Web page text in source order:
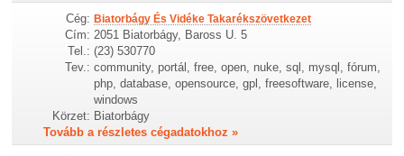
Cég: Biatorbágy És Vidéke Takarékszövetkezet
Cím: 2051 Biatorbágy, Baross U. 5
Tel.: (23) 530770
Tev.: community, portál, free, open, nuke, sql, mysql, fórum,
php, database, opensource, gpl, freesoftware, license,
windows
Körzet: Biatorbágy
Tovább a részletes cégadatokhoz »